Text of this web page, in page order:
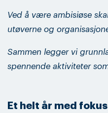
Ved å være ambisiøse
utøverne og
Sammen legger vi
spennende aktiviteter
Et helt år med